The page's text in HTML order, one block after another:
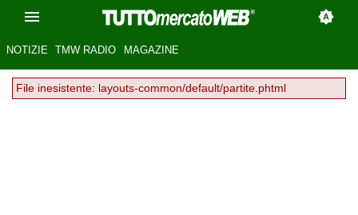
NOTIZIE TMW RADIO MAGAZINE
File inesistente: layouts-common/default/partite.phtml